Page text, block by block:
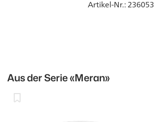
Artikel-Nr.: 236053
Aus der Serie«Meran»